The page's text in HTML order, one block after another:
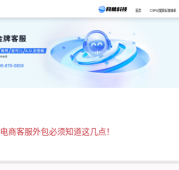
首页 CSPS/国家标准体系
电商客服外包必须知道这几点！